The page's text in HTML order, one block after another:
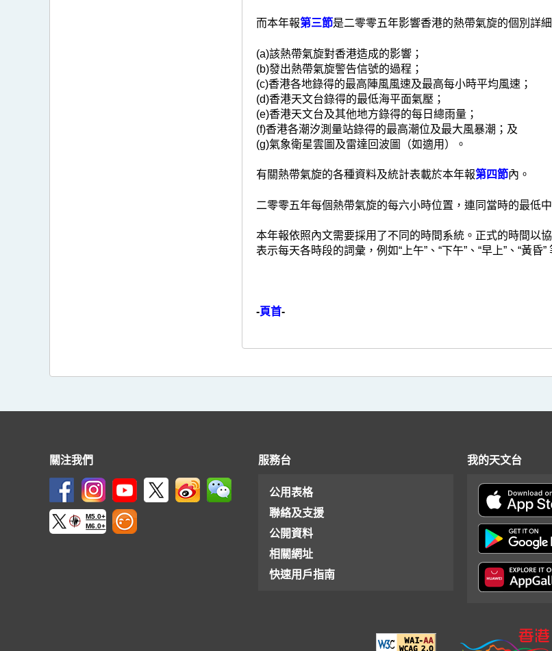
而本年報第三節是二零零五年影響香港的熱帶氣旋的個別詳
(a)該熱帶氣旋對香港造成的影響；
(b)發出熱帶氣旋警告信號的過程；
(c)香港各地錄得的最高陣風風速及最高每小時平均風速；
(d)香港天文台錄得的最低海平面氣壓；
(e)香港天文台及其他地方錄得的每日總雨量；
(f)香港各潮汐測量站錄得的最高潮位及最大風暴潮；及
(g)氣象衛星雲圖及雷達回波圖（如適用）。
有關熱帶氣旋的各種資料及統計表載於本年報第四節內。
二零零五年每個熱帶氣旋的每六小時位置，連同當時的最低
本年報依照內文需要採用了不同的時間系統。正式的時間以
表示每天各時段的詞彙，例如“上午”、“下午”、“早上”、“黃
-頁首-
關注我們
M5.0+
M6.0+
服務台
公用表格
聯絡及支援
公開資料
相關網址
快速用戶指南
我的天文台